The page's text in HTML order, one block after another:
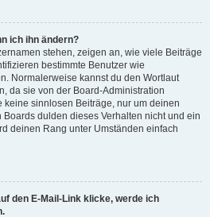
ich ihn ändern?
stehen, zeigen an, wie viele Beiträge
bestimmte Benutzer wie
Normalerweise kannst du den Wortlaut
da sie von der Board-Administration
keine sinnlosen Beiträge, nur um deinen
dulden dieses Verhalten nicht und ein
deinen Rang unter Umständen einfach
den E-Mail-Link klicke, werde ich